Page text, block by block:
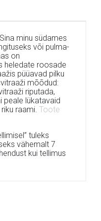
minu südames
või pulma-
on
heledate roosade
püüavad pilku
mõõdud:
riputada,
peale lükatavaid
raami. Toote
tuleks
vähemalt 7
kui tellimus